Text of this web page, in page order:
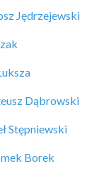
Jędrzejewski
Dąbrowski
Stępniewski
Borek